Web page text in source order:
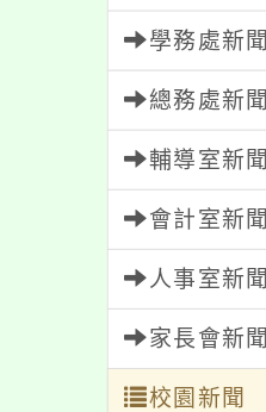
學務處新聞
總務處新聞
輔導室新聞
會計室新聞
人事室新聞
家長會新聞
校園新聞